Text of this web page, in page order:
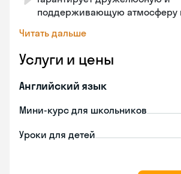
поддерживающую атмосферу
Читать дальше
Услуги и цены
Английский язык
Мини-курс для школьников
Уроки для детей